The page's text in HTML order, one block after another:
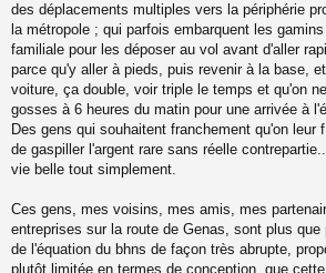
des déplacements multiples vers la périphérie
la métropole ; qui parfois embarquent les
familiale pour les déposer au vol avant d'aller
parce qu'y aller à pieds, puis revenir à la base,
voiture, ça double, voir triple le temps et qu'on
gosses à 6 heures du matin pour une arrivée à
Des gens qui souhaitent franchement qu'on leur
de gaspiller l'argent rare sans réelle
vie belle tout simplement.
Ces gens, mes voisins, mes amis, mes
entreprises sur la route de Genas, sont plus que
de l'équation du bhns de façon très abrupte,
plutôt limitée en termes de conception, que